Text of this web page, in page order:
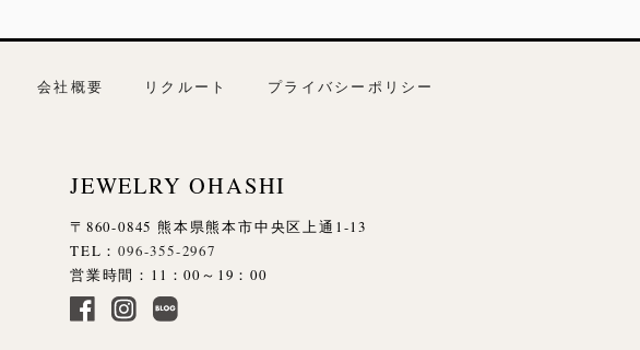
会社概要 リクルート プライバシーポリシー
JEWELRY OHASHI
〒860-0845 熊本県熊本市中央区上通1-13
TEL：096-355-2967
営業時間：11：00～19：00